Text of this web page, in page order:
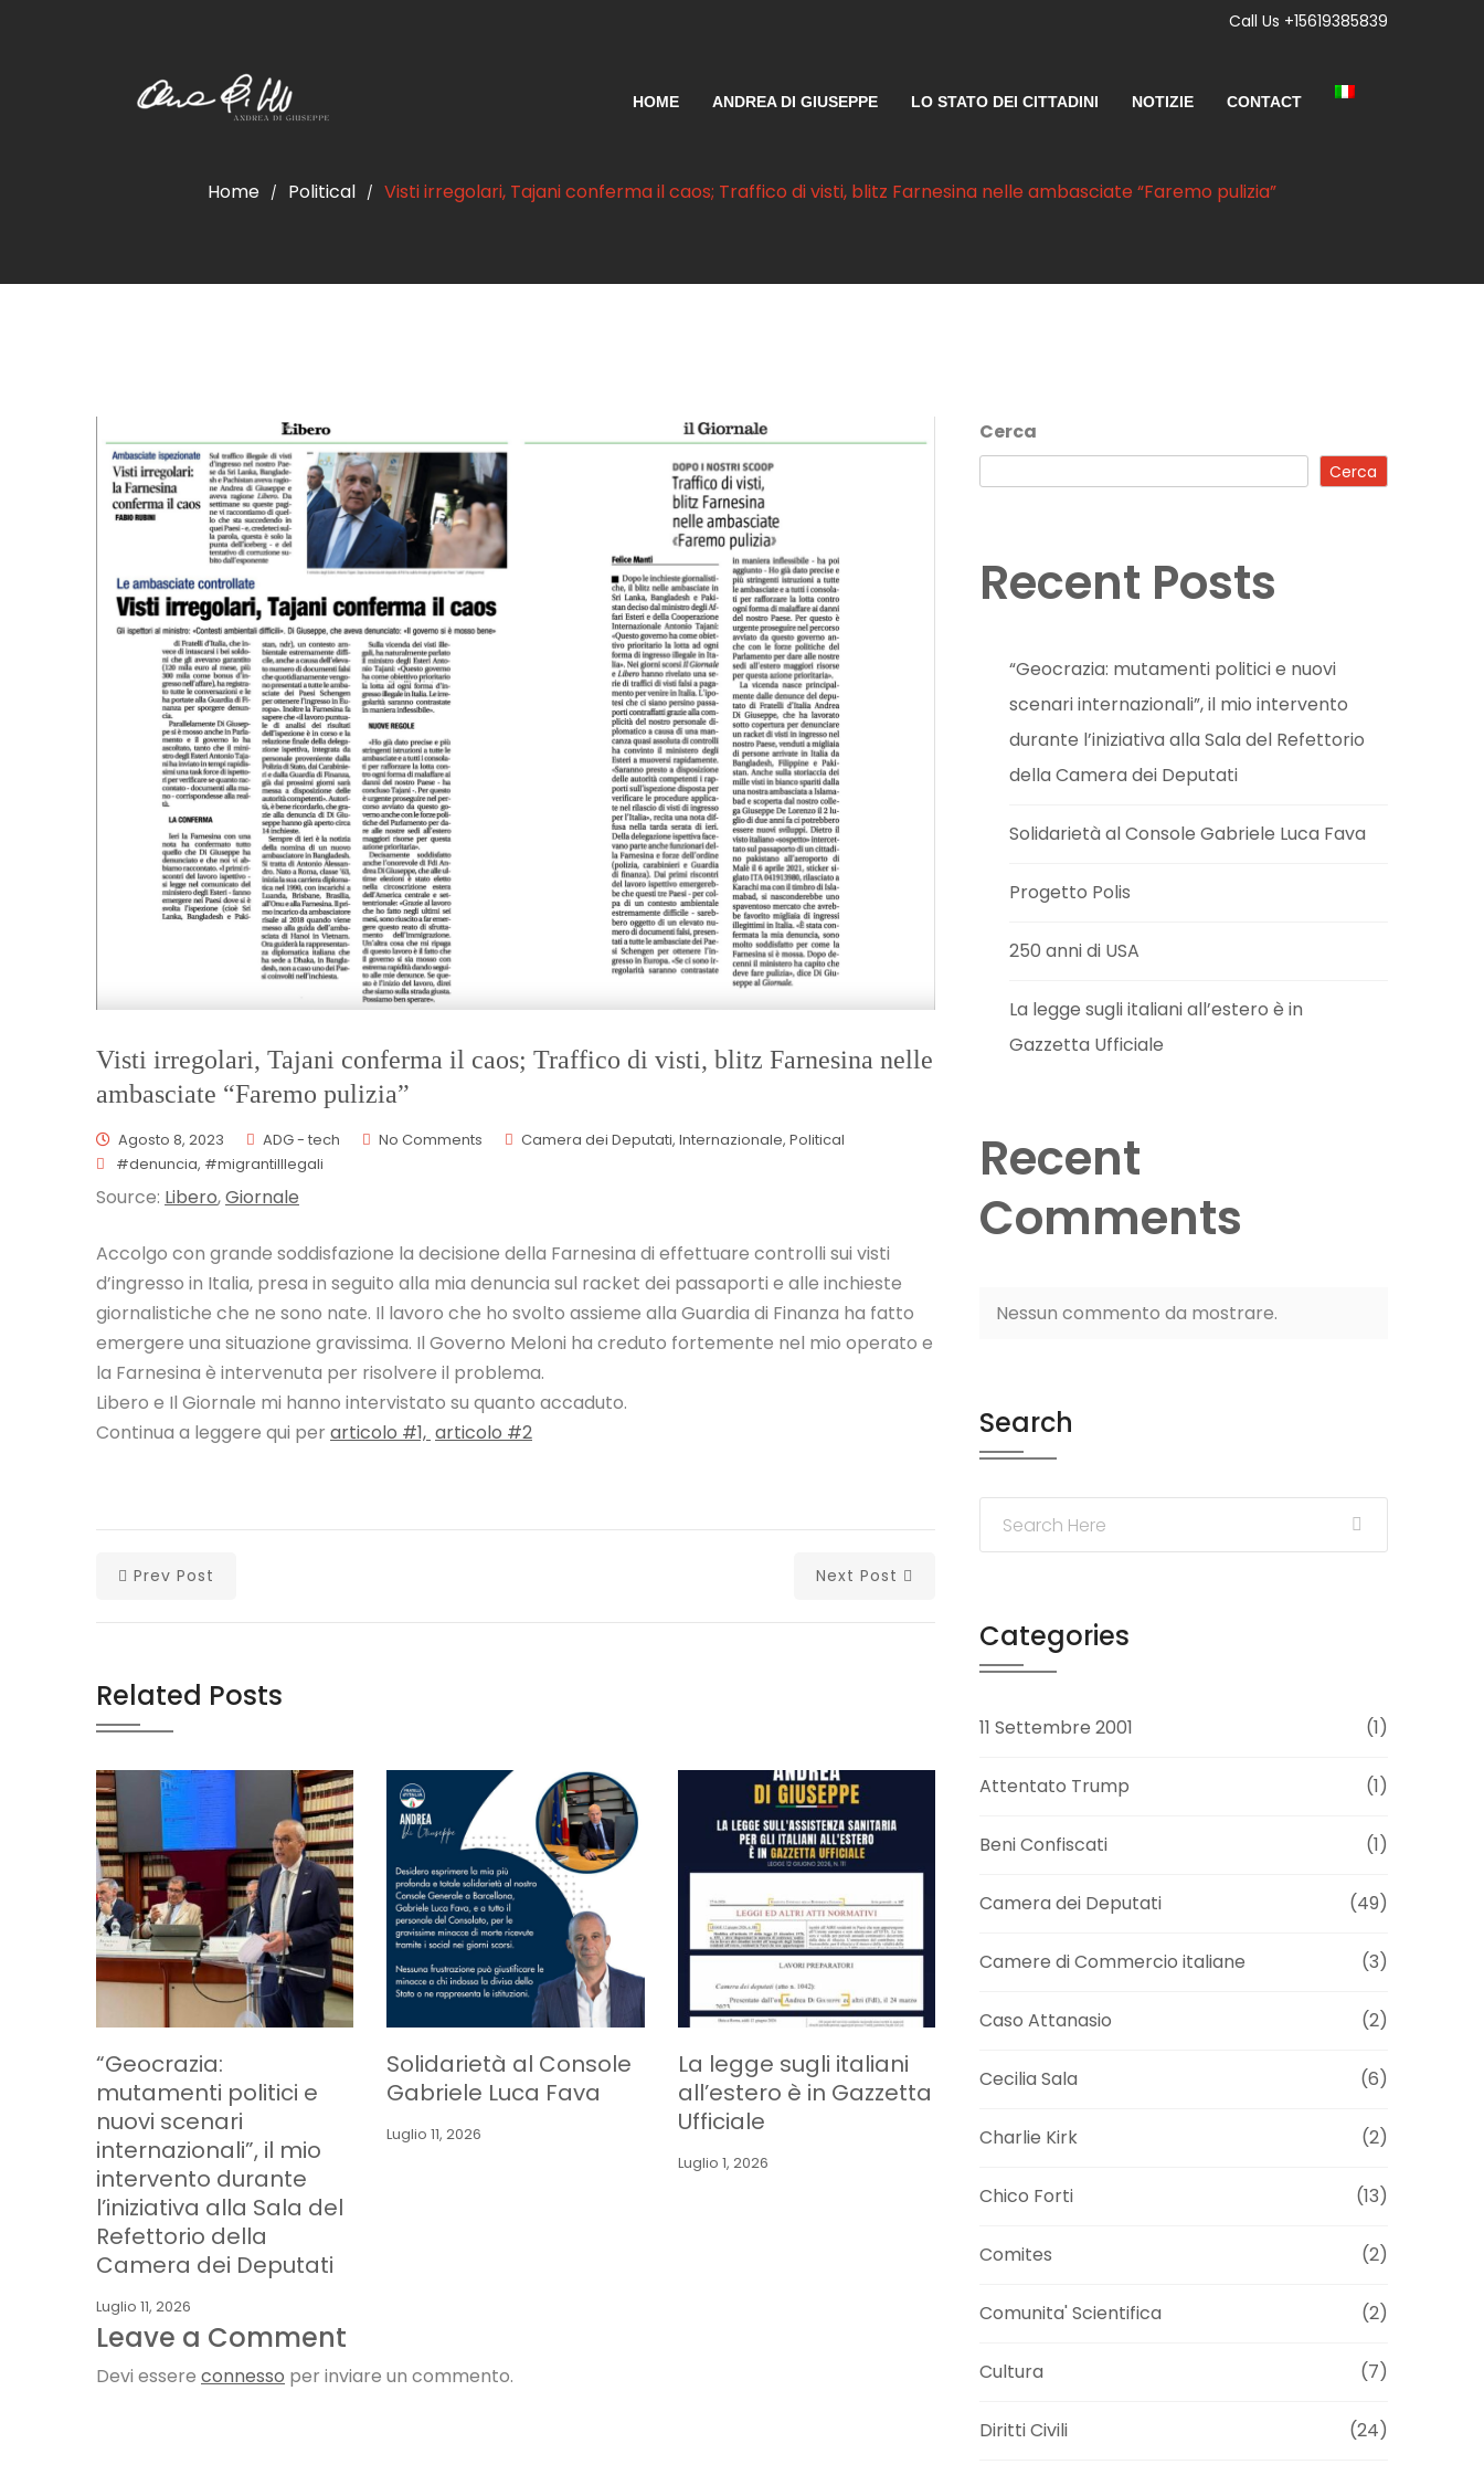
Call Us +15619385839
HOME ANDREA DI GIUSEPPE LO STATO DEI CITTADINI NOTIZIE CONTACT
Home / Political / Visti irregolari, Tajani conferma il caos; Traffico di visti, blitz Farnesina nelle ambasciate “Faremo pulizia”
Visti irregolari, Tajani conferma il caos; Traffico di visti, blitz Farnesina nelle
ambasciate “Faremo pulizia”
Agosto 8, 2023 ADG - tech No Comments Camera dei Deputati, Internazionale, Political
#denuncia, #migrantiIllegali
Source: Libero,Giornale
Accolgo con grande soddisfazione la decisione della Farnesina di effettuare controlli sui visti
d’ingresso in Italia, presa in seguito alla mia denuncia sul racket dei passaporti e alle inchieste
giornalistiche che ne sono nate. Il lavoro che ho svolto assieme alla Guardia di Finanza ha fatto
emergere una situazione gravissima. Il Governo Meloni ha creduto fortemente nel mio operato e
la Farnesina è intervenuta per risolvere il problema.
Libero e Il Giornale mi hanno intervistato su quanto accaduto.
Continua a leggere qui per articolo #1, articolo #2
Prev Post Next Post
Related Posts
“Geocrazia:
mutamenti politici e
nuovi scenari
internazionali”, il mio
intervento durante
l’iniziativa alla Sala del
Refettorio della
Camera dei Deputati
Luglio 11, 2026
Solidarietà al Console
Gabriele Luca Fava
Luglio 11, 2026
La legge sugli italiani
all’estero è in Gazzetta
Ufficiale
Luglio 1, 2026
Leave a Comment
Devi essere connesso per inviare un commento.
Cerca
Cerca
Recent Posts
“Geocrazia: mutamenti politici e nuovi
scenari internazionali”, il mio intervento
durante l’iniziativa alla Sala del Refettorio
della Camera dei Deputati
Solidarietà al Console Gabriele Luca Fava
Progetto Polis
250 anni di USA
La legge sugli italiani all’estero è in
Gazzetta Ufficiale
Recent
Comments
Nessun commento da mostrare.
Search
Categories
11 Settembre 2001 (1)
Attentato Trump (1)
Beni Confiscati (1)
Camera dei Deputati (49)
Camere di Commercio italiane (3)
Caso Attanasio (2)
Cecilia Sala (6)
Charlie Kirk (2)
Chico Forti (13)
Comites (2)
Comunita' Scientifica (2)
Cultura (7)
Diritti Civili (24)